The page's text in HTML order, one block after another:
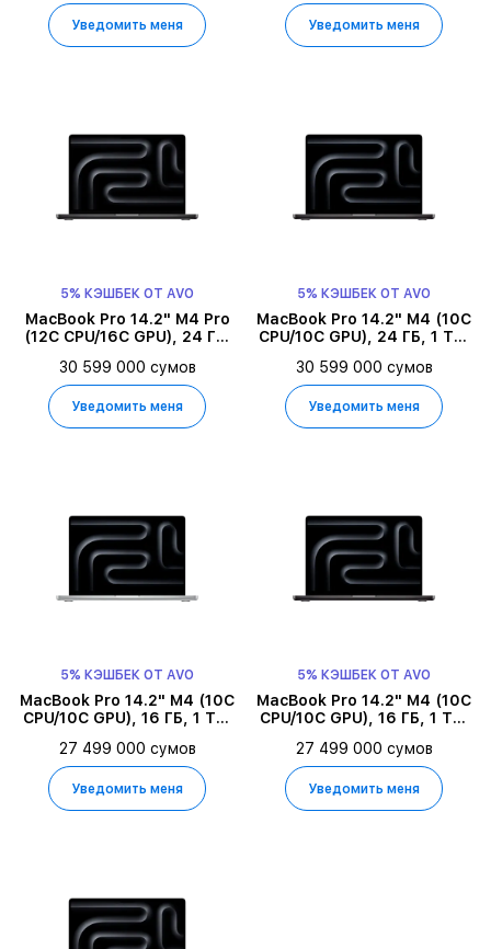
Уведомить меня Уведомить меня
5% КЭШБЕК ОТ AVO
MacBook Pro 14.2" M4 Pro
(12C CPU/16C GPU), 24 ГБ,
30 599 000 сумов
Уведомить меня
5% КЭШБЕК ОТ AVO
MacBook Pro 14.2" M4 (10C
CPU/10C GPU), 24 ГБ, 1 ТБ,
30 599 000 сумов
Уведомить меня
5% КЭШБЕК ОТ AVO
MacBook Pro 14.2" M4 (10C
CPU/10C GPU), 16 ГБ, 1 ТБ,
27 499 000 сумов
Уведомить меня
5% КЭШБЕК ОТ AVO
MacBook Pro 14.2" M4 (10C
CPU/10C GPU), 16 ГБ, 1 ТБ,
27 499 000 сумов
Уведомить меня